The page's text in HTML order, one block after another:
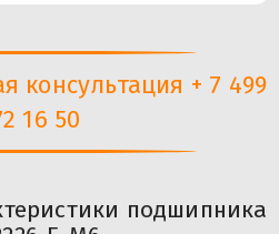
консультация + 7 499
16 50
подшипника